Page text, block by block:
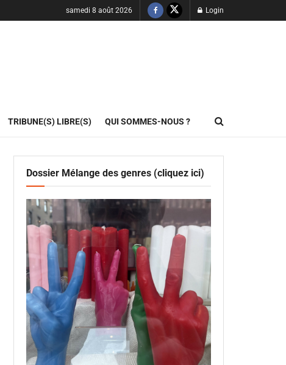
samedi 8 août 2026 Login
TRIBUNE(S) LIBRE(S) QUI SOMMES-NOUS ?
Dossier Mélange des genres (cliquez ici)